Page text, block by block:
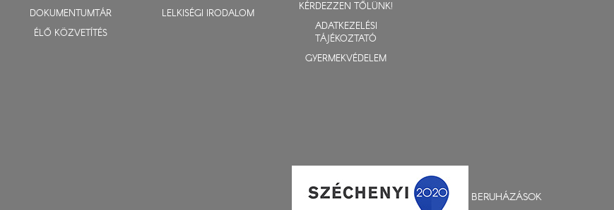
DOKUMENTUMTÁR
ÉLŐ KÖZVETÍTÉS
LELKISÉGI IRODALOM
KÉRDEZZEN TŐLÜNK!
ADATKEZELÉSI
TÁJÉKOZTATÓ
GYERMEKVÉDELEM
BERUHÁZÁSOK